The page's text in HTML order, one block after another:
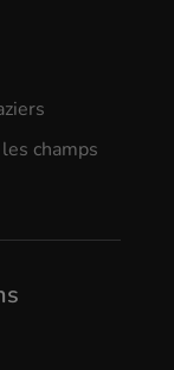
champs